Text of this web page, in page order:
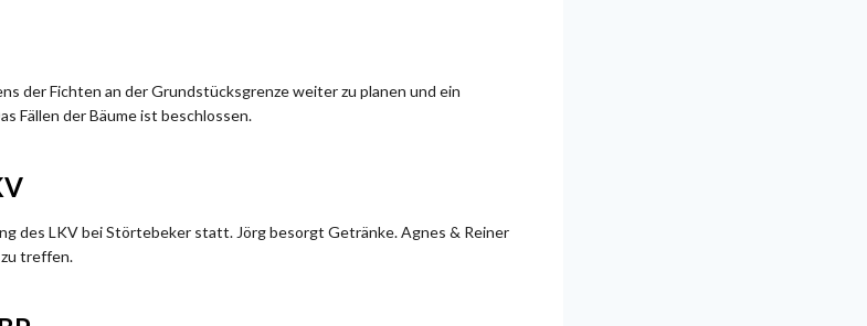
der Fichten an der Grundstücksgrenze weiter zu planen und ein
Fällen der Bäume ist beschlossen.
des LKV bei Störtebeker statt. Jörg besorgt Getränke. Agnes & Reiner
treffen.